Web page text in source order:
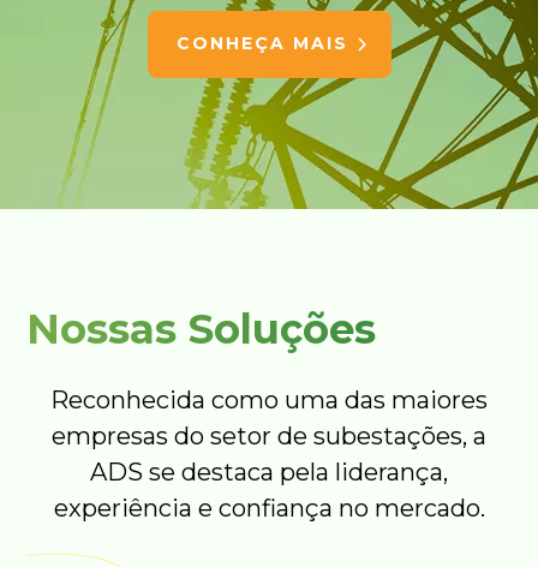
CONHEÇA MAIS
Nossas Soluções
Reconhecida como uma das maiores
empresas do setor de subestações, a
ADS se destaca pela liderança,
experiência e confiança no mercado.